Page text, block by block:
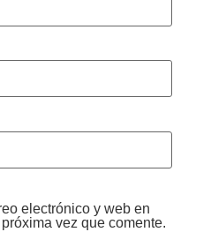
electrónico y web en
vez que comente.